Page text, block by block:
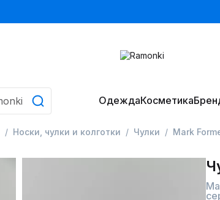
ОдеждаКосметика
Носки, чулки и колготки Чулки Mark